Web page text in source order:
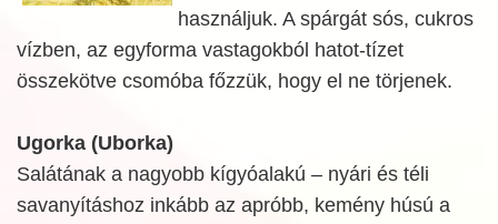
használjuk. A spárgát sós, cukros
vízben, az egyforma vastagokból hatot-tízet
összekötve csomóba főzzük, hogy el ne törjenek.
Ugorka (Uborka)
Salátának a nagyobb kígyóalakú – nyári és téli
savanyításhoz inkább az apróbb, kemény húsú a